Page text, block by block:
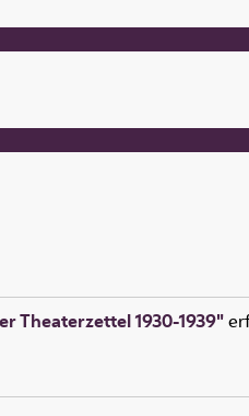
Theaterzettel 1930-1939"